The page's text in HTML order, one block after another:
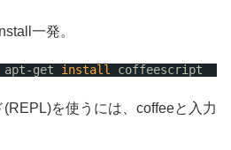
一発。
apt-get install coffeescript
を使うには、coffeeと入力